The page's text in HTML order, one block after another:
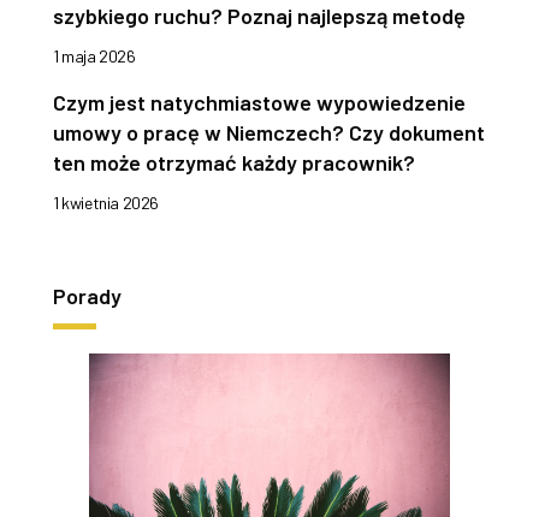
szybkiego ruchu? Poznaj najlepszą metodę
1 maja 2026
Czym jest natychmiastowe wypowiedzenie
umowy o pracę w Niemczech? Czy dokument
ten może otrzymać każdy pracownik?
1 kwietnia 2026
Porady